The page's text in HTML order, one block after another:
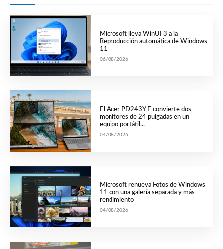
Microsoft lleva WinUI 3 a la
Reproducción automática de Windows
11
06/08/2026
El Acer PD243Y E convierte dos
monitores de 24 pulgadas en un
equipo portátil...
04/08/2026
Microsoft renueva Fotos de Windows
11 con una galería separada y más
rendimiento
04/08/2026